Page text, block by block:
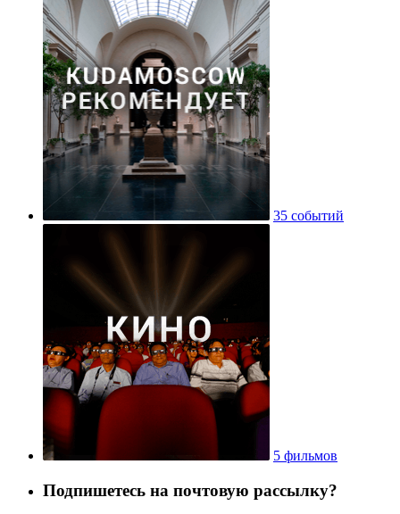
35 событий
5 фильмов
Подпишетесь на почтовую рассылку?